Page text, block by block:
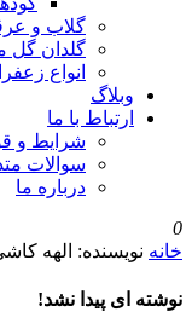
گلاب و
گلدان گل
انواع
وبلاگ
ارتباط با ما
شرایط و
سوالات
درباره ما
0
خانه نویسنده: الهه
نوشته ای پیدا نشد!